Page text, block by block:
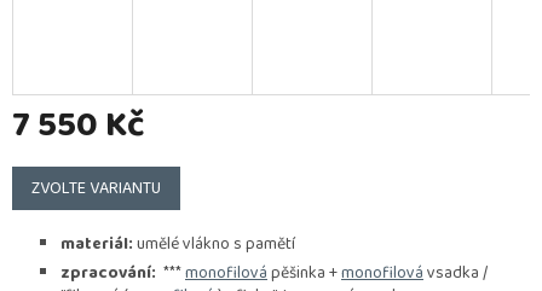
7 550 Kč
Měrná
cena:
ZVOLTE VARIANTU
materiál:umělé vlákno s pamětí
zpracování: ***monofilovápěšinka +monofilovávsadka /